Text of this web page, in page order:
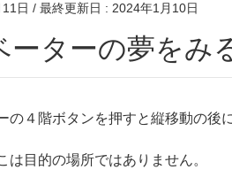
日 / 最終更新日 : 2024年1月10日
ベーターの夢をみ
の４階ボタンを押すと縦移動の後
は目的の場所ではありません。